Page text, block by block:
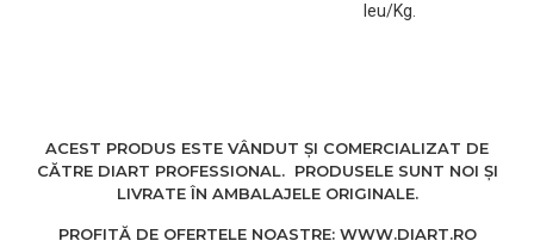
leu/Kg.
ACEST PRODUS ESTE VÂNDUT ȘI COMERCIALIZAT DE
CĂTRE DIART PROFESSIONAL. PRODUSELE SUNT NOI ȘI
LIVRATE ÎN AMBALAJELE ORIGINALE.
PROFITĂ DE OFERTELE NOASTRE: WWW.DIART.RO